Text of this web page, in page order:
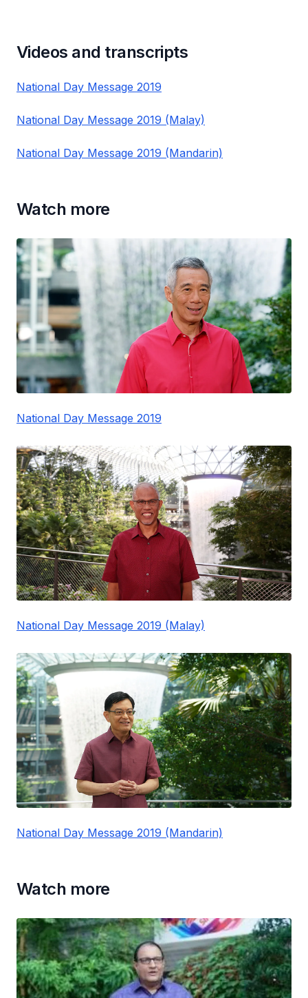
Videos and transcripts
National Day Message 2019
National Day Message 2019 (Malay)
National Day Message 2019 (Mandarin)
Watch more
National Day Message 2019
National Day Message 2019 (Malay)
National Day Message 2019 (Mandarin)
Watch more